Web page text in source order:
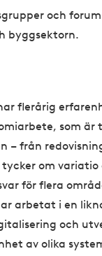
och
byggsektorn.
flerårig
som är
– från
om
för flera
arbetat i en
och
av olika